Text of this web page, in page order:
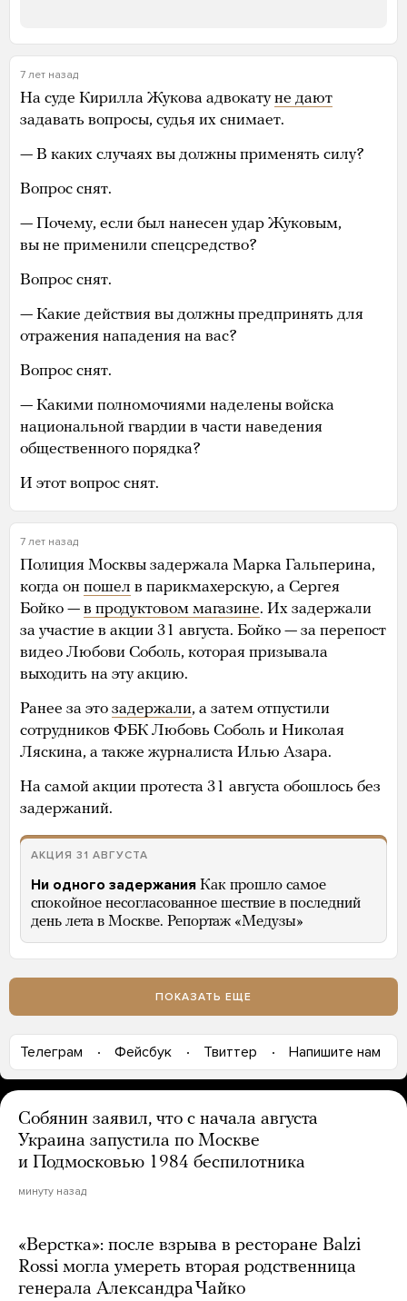
7 лет назад
На суде Кирилла Жукова адвокатуне дают
задавать вопросы, судья их снимает.
— В каких случаях вы должны применять силу?
Вопрос снят.
— Почему, если был нанесен удар Жуковым,
вы не применили спецсредство?
Вопрос снят.
— Какие действия вы должны предпринять для
отражения нападения на вас?
Вопрос снят.
— Какими полномочиями наделены войска
национальной гвардии в части наведения
общественного порядка?
И этот вопрос снят.
7 лет назад
Полиция Москвы задержала Марка Гальперина,
когда он пошел в парикмахерскую, а Сергея
Бойко — в продуктовом магазине. Их задержали
за участие в акции 31 августа. Бойко — за перепост
видео Любови Соболь, которая призывала
выходить на эту акцию.
Ранее за это задержали, а затем отпустили
сотрудников ФБК Любовь Соболь и Николая
Ляскина, а также журналиста Илью Азара.
На самой акции протеста 31 августа обошлось без
задержаний.
АКЦИЯ 31 АВГУСТА
Ни одного задержания Как прошло самое
спокойное несогласованное шествие в последний
день лета в Москве. Репортаж «Медузы»
ПОКАЗАТЬ ЕЩЕ
Телеграм Фейсбук Твиттер Напишите нам
Собянин заявил, что с начала августа
Украина запустила по Москве
и Подмосковью 1984 беспилотника
минуту назад
«Верстка»: после взрыва в ресторане Balzi
Rossi могла умереть вторая родственница
генерала Александра Чайко